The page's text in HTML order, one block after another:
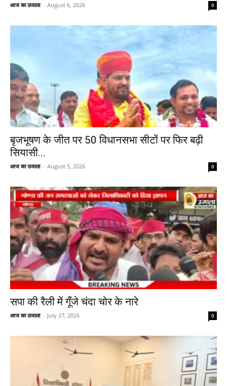
आज का उजाला - August 6, 2026 0
बृजभूषण के जीत पर 50 विधानसभा सीटों पर फिर बढ़ी
सियासी...
आज का उजाला - August 5, 2026 0
सपा की रैली में गूँजे चंदा चोर के नारे
आज का उजाला - July 27, 2026 0